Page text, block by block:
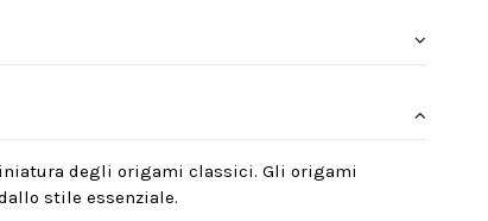
degli origami classici. Gli origami
stile essenziale.